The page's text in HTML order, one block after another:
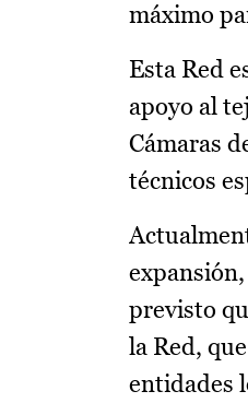
máximo
Esta Red
apoyo al
Cámaras
técnicos
previsto
la Red,
entidades